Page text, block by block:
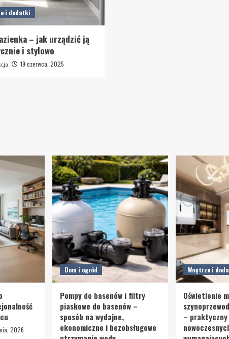
i dodatki
– jak urządzić ją
i stylowo
19 czerwca, 2025
2026
Dom i ogród
Pompy do basenów i filtry
piaskowe do basenów –
sposób na wydajne,
ekonomiczne i bezobsługowe
Wnętrze i
Oświetlenie
– praktyczny